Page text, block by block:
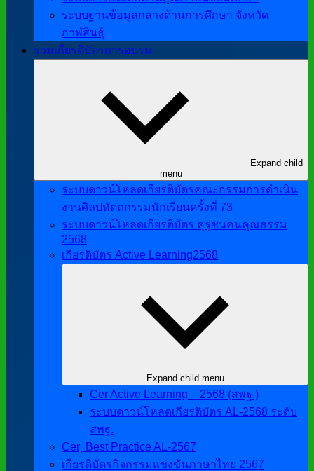
ระบบฐานข้อมูลกลางด้านการศึกษา จังหวัด
กาฬสินธุ์
รวมเกียรติบัตรการอบรม
Expand child
menu
ระบบดาวน์โหลดเกียรติบัตรคณะกรรมการดำเนิน
งานศิลปหัตถกรรมนักเรียนครั้งที่ 73
ระบบดาวน์โหลดเกียรติบัตร คุรุชนคนคุณธรรม
2568
เกียรติบัตร Active Learning2568
Expand child menu
Cer Active Learning – 2568 (สพฐ.)
ระบบดาวน์โหลดเกียรติบัตร AL-2568 ระดับ
สพฐ.
Cer ฺ Best Practice AL-2567
เกียรติบัตรกิจกรรมแข่งขันภาษาไทย 2567